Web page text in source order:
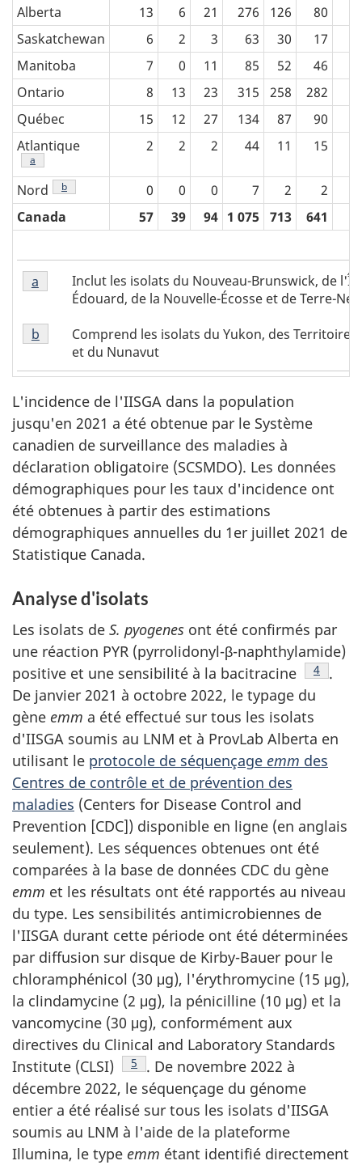
Alberta 13 6 21 276 126
80
Saskatchewan
6 2 3 63 30
17
Manitoba
7 0 11 85 52
46
Ontario
8 13 23 315 258
282
Québec
15 12 27 134 87
90
Atlantique
Tableau 1 note de bas de page
a
2 2 2 44 11 15
Nord Tableau 1 note de bas de page
b 0 0 0 7 2
2
Canada
57 39 94 1 075 713 641
Tableau
1
de
bas
de
page
Tableau
1
de
bas
page
a
Inclut les isolats du Nouveau-Brunswick, de
Édouard, de la Nouvelle-Écosse et de Terre-
Tableau 1 Retour à la référence de la note de bas
a
Tableau
1
de
bas
page
b
Comprend les isolats du Yukon, des
et du Nunavut
Tableau 1 Retour à la référence de la note de bas
b
L'incidence de l'IISGA dans la population
jusqu'en 2021 a été obtenue par le Système
canadien de surveillance des maladies à
déclaration obligatoire (SCSMDO). Les données
démographiques pour les taux d'incidence ont
été obtenues à partir des estimations
démographiques annuelles du 1er juillet 2021 de
Statistique Canada.
Analyse d'isolats
Les isolats de S. pyogenes ont été confirmés par
une réaction PYR (pyrrolidonyl-β-naphthylamide)
positive et une sensibilité à la bacitracine
Note de
4
.
De janvier 2021 à octobre 2022, le typage du
gène emm a été effectué sur tous les isolats
d'IISGA soumis au LNM et à ProvLab Alberta en
utilisant le protocole de séquençage emm des
Centres de contrôle et de prévention des
maladies (Centers for Disease Control and
Prevention [CDC]) disponible en ligne (en anglais
seulement). Les séquences obtenues ont été
comparées à la base de données CDC du gène
emm et les résultats ont été rapportés au niveau
du type. Les sensibilités antimicrobiennes de
l'IISGA durant cette période ont été déterminées
par diffusion sur disque de Kirby-Bauer pour le
chloramphénicol (30 μg), l'érythromycine (15 μg),
la clindamycine (2 μg), la pénicilline (10 μg) et la
vancomycine (30 μg), conformément aux
directives du Clinical and Laboratory Standards
Institute (CLSI)
Note de bas de page
5
. De novembre 2022 à
décembre 2022, le séquençage du génome
entier a été réalisé sur tous les isolats d'IISGA
soumis au LNM à l'aide de la plateforme
Illumina, le type emm étant identifié directement